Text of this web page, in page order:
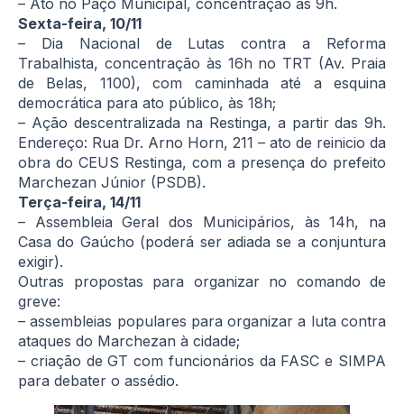
Sexta-feira, 10/11
– Dia Nacional de Lutas contra a Reforma
Trabalhista, concentração às 16h no TRT (Av. Praia
de Belas, 1100), com caminhada até a esquina
democrática para ato público, às 18h;
– Ação descentralizada na Restinga, a partir das 9h.
Endereço: Rua Dr. Arno Horn, 211 – ato de reinicio da
obra do CEUS Restinga, com a presença do prefeito
Marchezan Júnior (PSDB).
Terça-feira, 14/11
– Assembleia Geral dos Municipários, às 14h, na
Casa do Gaúcho (poderá ser adiada se a conjuntura
exigir).
Outras propostas para organizar no comando de
greve:
– assembleias populares para organizar a luta contra
ataques do Marchezan à cidade;
– criação de GT com funcionários da FASC e SIMPA
para debater o assédio.